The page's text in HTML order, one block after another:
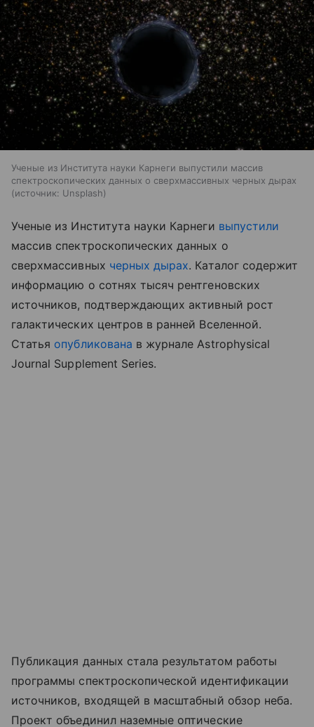
Ученые из Института науки Карнеги выпустили массив
спектроскопических данных о сверхмассивных черных дырах
источник: Unsplash
Ученые из Института науки Карнеги выпустили
массив спектроскопических данных о
сверхмассивных черных дырах. Каталог содержит
информацию о сотнях тысяч рентгеновских
источников, подтверждающих активный рост
галактических центров в ранней Вселенной.
Статья опубликована в журнале Astrophysical
Journal Supplement Series.
Публикация данных стала результатом работы
программы спектроскопической идентификации
источников, входящей в масштабный обзор неба.
Проект объединил наземные оптические